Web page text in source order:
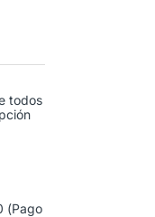
todos
(Pago